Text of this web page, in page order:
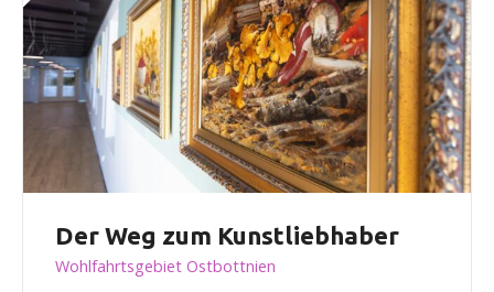
Der Weg zum Kunstliebhaber
Wohlfahrtsgebiet Ostbottnien